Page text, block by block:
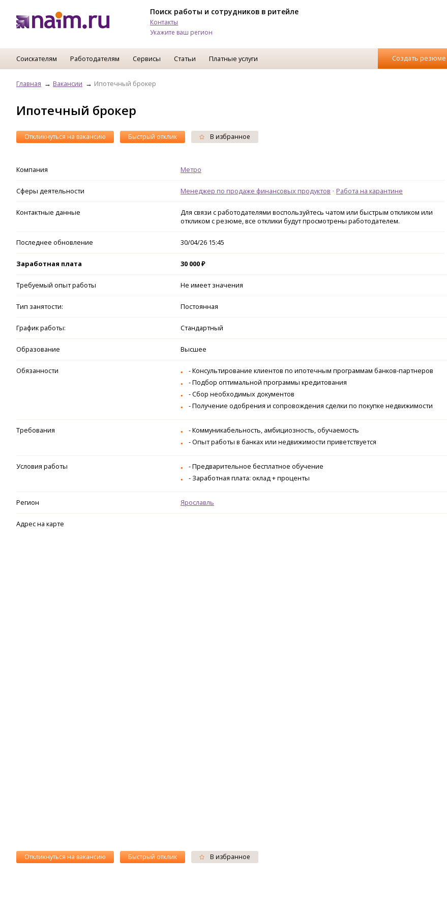
Поиск работы и сотрудников в ритейле
Контакты
Укажите ваш регион
Соискателям Работодателям Сервисы Статьи Платные услуги Создать резюме
Главная Вакансии Ипотечный брокер
Ипотечный брокер
Откликнуться на вакансию Быстрый отклик В избранное
Компания Метро
Сферы деятельности Менеджер по продаже финансовых продуктов Работа на карантине
Контактные данные
Для связи с работодателями воспользуйтесь чатом или быстрым откликом или
откликом с резюме, все отклики будут просмотрены работодателем.
Последнее обновление 30/04/26 15:45
Заработная плата 30 000 ₽
Требуемый опыт работы Не имеет значения
Тип занятости: Постоянная
График работы: Стандартный
Образование Высшее
Обязанности
- Консультирование клиентов по ипотечным программам банков-партнеров
- Подбор оптимальной программы кредитования
- Сбор необходимых документов
- Получение одобрения и сопровождения сделки по покупке недвижимости
Требования
- Коммуникабельность, амбициозность, обучаемость
- Опыт работы в банках или недвижимости приветствуется
Условия работы
- Предварительное бесплатное обучение
- Заработная плата: оклад + проценты
Регион Ярославль
Адрес на карте
Откликнуться на вакансию Быстрый отклик В избранное